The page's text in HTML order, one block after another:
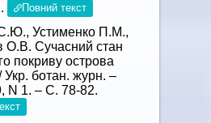
Повний текст
Устименко П.М.,
О.В. Сучасний стан
покриву острова
Укр. ботан. журн. –
N 1. – C. 78-82.